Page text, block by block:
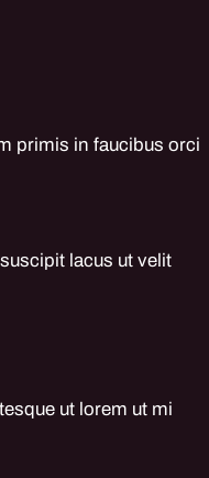
primis in faucibus orci
lacus ut velit
ut lorem ut mi